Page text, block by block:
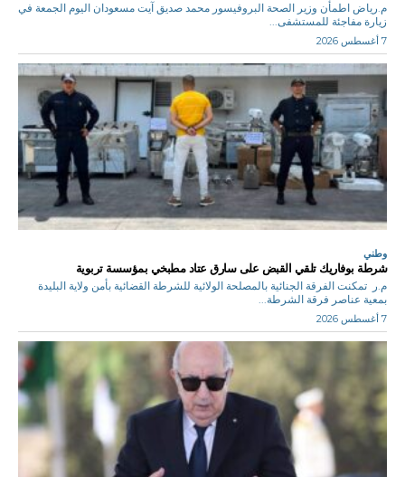
م.رياض اطمأن وزير الصحة البروفيسور محمد صديق آيت مسعودان اليوم الجمعة في
زيارة مفاجئة للمستشفى...
7 أغسطس 2026
وطني
شرطة بوفاريك تلقي القبض على سارق عتاد مطبخي بمؤسسة تربوية
م.ر تمكنت الفرقة الجنائية بالمصلحة الولائية للشرطة القضائية بأمن ولاية البليدة
بمعية عناصر فرقة الشرطة...
7 أغسطس 2026